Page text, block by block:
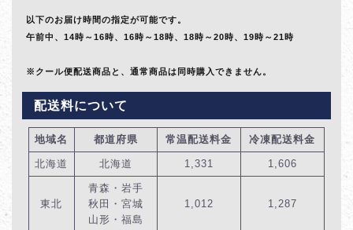
以下のお届け時間の指定が可能です。
午前中、14時～16時、16時～18時、18時～20時、19時～21時
※クール便配送商品と、通常商品は同時購入できません。
配送料について
地域名 都道府県 常温配送料金 冷凍配送料金
北海道 北海道 1,331 1,606
東北
青森・岩手
秋田・宮城
山形・福島
1,012 1,287